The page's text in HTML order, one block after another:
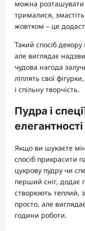
можна розташувати
трималися,
жовтком – це
Такий спосіб
але виглядає
чудова нагода
ліплять свої
і спільну творчість.
Пудра і
елегантності
Якщо ви шукаєте
спосіб прикрасити
цукрову пудру чи
перший сніг, додає
створюють теплий,
просто, але
години роботи.